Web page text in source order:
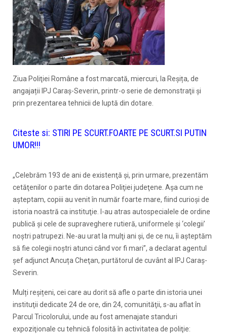
Ziua Poliţiei Române a fost marcată, miercuri, la Reșița, de
angajații IPJ Caraș-Severin, printr-o serie de demonstraţii şi
prin prezentarea tehnicii de luptă din dotare.
Citeste si: STIRI PE SCURT.FOARTE PE SCURT.SI PUTIN
UMOR!!!
„Celebrăm 193 de ani de existenţă şi, prin urmare, prezentăm
cetăţenilor o parte din dotarea Poliţiei judeţene. Aşa cum ne
aşteptam, copiii au venit în număr foarte mare, fiind curioşi de
istoria noastră ca instituţie. I-au atras autospecialele de ordine
publică şi cele de supraveghere rutieră, uniformele şi ‘colegii’
noştri patrupezi. Ne-au urat la mulţi ani şi, de ce nu, îi aşteptăm
să fie colegii noştri atunci când vor fi mari”, a declarat agentul
şef adjunct Ancuța Cheţan, purtătorul de cuvânt al IPJ Caraş-
Severin.
Mulți reșițeni, cei care au dorit să afle o parte din istoria unei
instituţii dedicate 24 de ore, din 24, comunităţii, s-au aflat în
Parcul Tricolorului, unde au fost amenajate standuri
expoziţionale cu tehnică folosită în activitatea de poliţie: